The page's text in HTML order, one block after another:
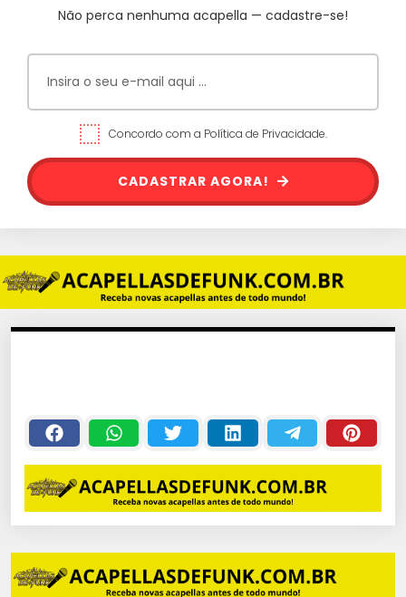
Não perca nenhuma acapella — cadastre-se!
Concordo com a Política de Privacidade.
CADASTRAR AGORA!